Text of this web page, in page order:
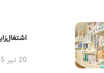
20 تیر 1405